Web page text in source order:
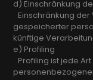
d) Einschränkung
Einschränkung
gespeicherter
künftige
e) Profiling
Profiling ist jede